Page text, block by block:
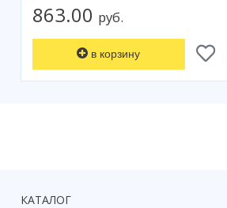
863.00 руб.
в корзину
КАТАЛОГ